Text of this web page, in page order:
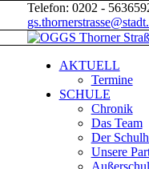
Telefon: 0202 -
AKTUELL
Termine
SCHULE
Chronik
Das Team
Der
Unsere